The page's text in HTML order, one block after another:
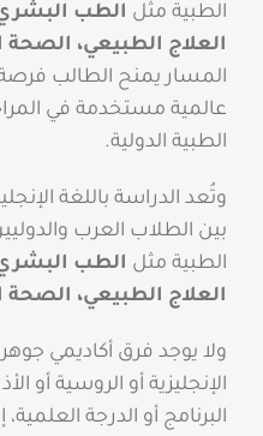
الطبية مثل الطب
العلاج الطبيعي، الصحة
المسار يمنح الطالب فرصة
عالمية مستخدمة في
الطبية الدولية.
وتُعد الدراسة باللغة
بين الطلاب العرب
الطبية مثل الطب
العلاج الطبيعي، الصحة
ولا يوجد فرق أكاديمي
الإنجليزية أو الروسية أو
البرنامج أو الدرجة